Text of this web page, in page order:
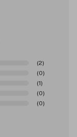
(2)
(0)
(1)
(0)
(0)